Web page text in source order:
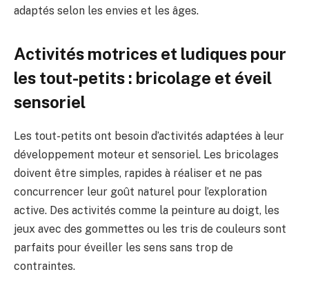
adaptés selon les envies et les âges.
Activités motrices et ludiques pour
les tout-petits : bricolage et éveil
sensoriel
Les tout-petits ont besoin d’activités adaptées à leur
développement moteur et sensoriel. Les bricolages
doivent être simples, rapides à réaliser et ne pas
concurrencer leur goût naturel pour l’exploration
active. Des activités comme la peinture au doigt, les
jeux avec des gommettes ou les tris de couleurs sont
parfaits pour éveiller les sens sans trop de
contraintes.